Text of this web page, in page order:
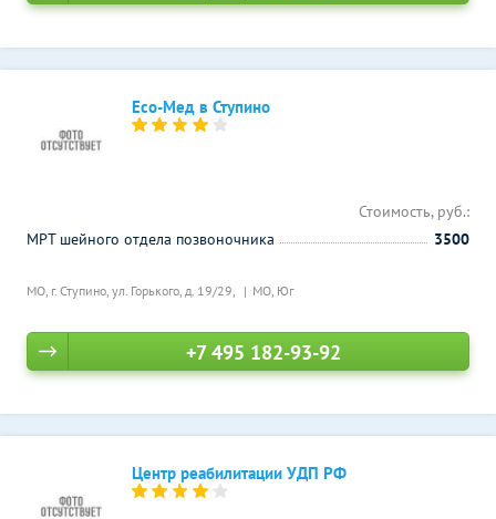
Есо-Мед в Ступино
МО, г. Ступино, ул. Горького, д. 19/29, МО, Юг
Стоимость, руб.:
МРТ шейного отдела позвоночника
3500
+7 495 182-93-92
Центр реабилитации УДП РФ